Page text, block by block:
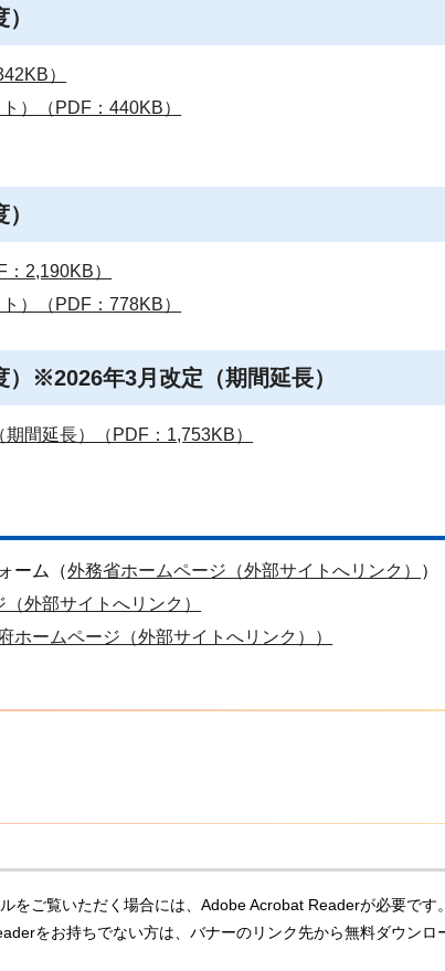
）
）（PDF：440KB）
2,190KB）
）（PDF：778KB）
※2026年3月改定（期間延長）
間延長）（PDF：1,753KB）
ーム（外務省ホームページ（外部サイトへリンク）
）
外部サイトへリンク）
ームページ（外部サイトへリンク））
をご覧いただく場合には、Adobe Acrobat Readerが必要です
をお持ちでない方は、バナーのリンク先から無料ダウンロ